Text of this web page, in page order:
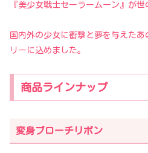
『美少女戦士セーラームーン』が世
国内外の少女に衝撃と夢を与えた
リーに込めました。
商品ラインナップ
変身ブローチリボン